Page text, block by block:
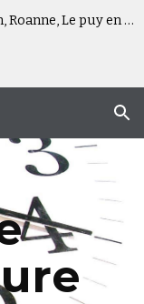
Garage Autos à St Étienne(60 km de Lyon, Roanne, Le puy en Velay, Vienne, Annonay, Firminy, Saint Chamond et de Feurs). Spécialisé dans la Loire (42